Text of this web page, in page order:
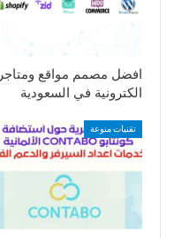
افضل مصمم مواقع ومتاجر
الكترونية في السعودية
تقنيات منوعة